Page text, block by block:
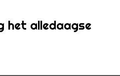
het alledaagse